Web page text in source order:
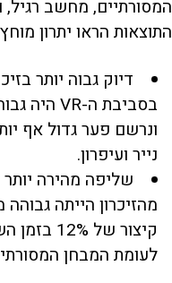
התוצאות הראו יתרון
דיוק גבוה יותר
ונרשם פער גדול אף
נייר ועיפרון.
שליפה מהירה יותר
קיצור
לעומת המבחן המסורתי